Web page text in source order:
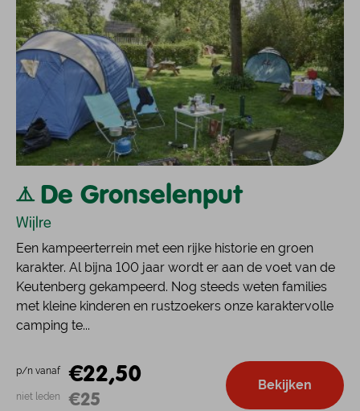
De Gronselenput
Wijlre
Een kampeerterrein met een rijke historie en groen
karakter. Al bijna 100 jaar wordt er aan de voet van de
Keutenberg gekampeerd. Nog steeds weten families
met kleine kinderen en rustzoekers onze karaktervolle
camping te...
p/n vanaf €22,50
niet leden €25
Bekijken